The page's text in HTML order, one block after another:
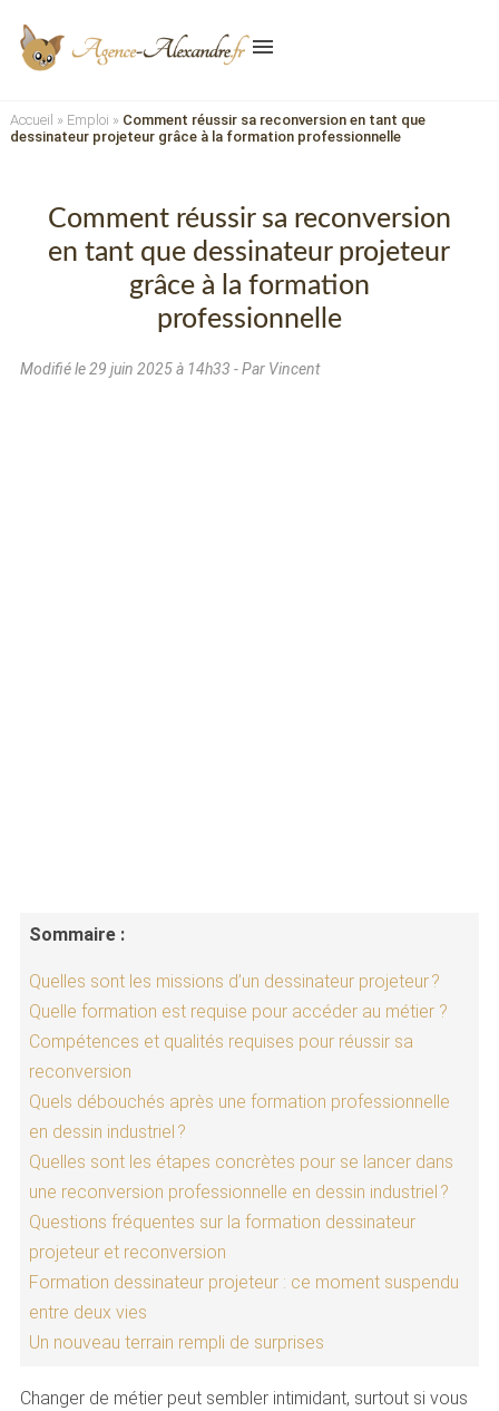
menu
Accueil » Emploi » Comment réussir sa reconversion en tant que
dessinateur projeteur grâce à la formation professionnelle
Comment réussir sa reconversion
en tant que dessinateur projeteur
grâce à la formation
professionnelle
Modifié le29 juin 2025 à 14h33 - Par Vincent
Sommaire :
Quelles sont les missions d’un dessinateur projeteur ?
Quelle formation est requise pour accéder au métier ?
Compétences et qualités requises pour réussir sa
reconversion
Quels débouchés après une formation professionnelle
en dessin industriel ?
Quelles sont les étapes concrètes pour se lancer dans
une reconversion professionnelle en dessin industriel ?
Questions fréquentes sur la formation dessinateur
projeteur et reconversion
Formation dessinateur projeteur : ce moment suspendu
entre deux vies
Un nouveau terrain rempli de surprises
Changer de métier peut sembler intimidant, surtout si vous